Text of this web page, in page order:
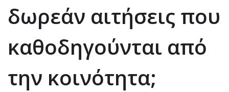
δωρεάν αιτήσεις που
καθοδηγούνται από
την κοινότητα;